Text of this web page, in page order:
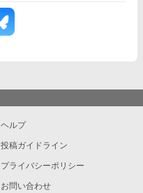
ヘルプ
投稿ガイドライン
プライバシーポリシー
お問い合わせ